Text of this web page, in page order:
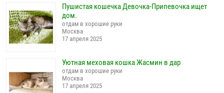
Пушистая кошечка Девочка-Припевочка ищет
дом.
отдам в хорошие руки
Москва
17 апреля 2025
Уютная меховая кошка Жасмин в дар
отдам в хорошие руки
Москва
17 апреля 2025